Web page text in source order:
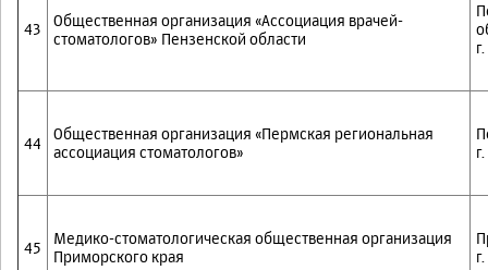
43
Общественная организация «Ассоциация врачей-
стоматологов» Пензенской области
44
Общественная организация «Пермская региональная
ассоциация стоматологов»
45
Медико-стоматологическая общественная организация
Приморского края